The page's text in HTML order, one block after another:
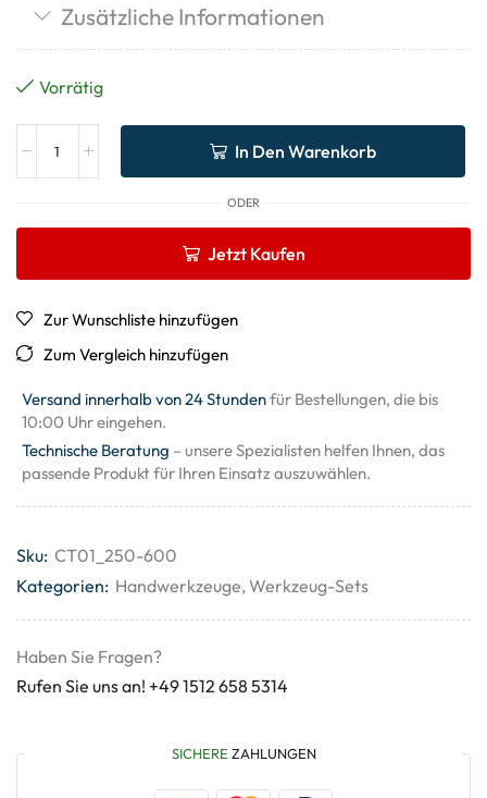
Zusätzliche Informationen
Vorrätig
In Den Warenkorb
ODER
Jetzt Kaufen
Zur Wunschliste hinzufügen
Zum Vergleich hinzufügen
Versand innerhalb von 24 Stundenfür Bestellungen, die bis
10:00 Uhr eingehen.
Technische Beratung – unsere Spezialisten helfen Ihnen, das
passende Produkt für Ihren Einsatz auszuwählen.
Sku: CT01_250-600
Kategorien: Handwerkzeuge, Werkzeug-Sets
Haben Sie Fragen?
Rufen Sie uns an! +49 1512 658 5314
SICHERE ZAHLUNGEN